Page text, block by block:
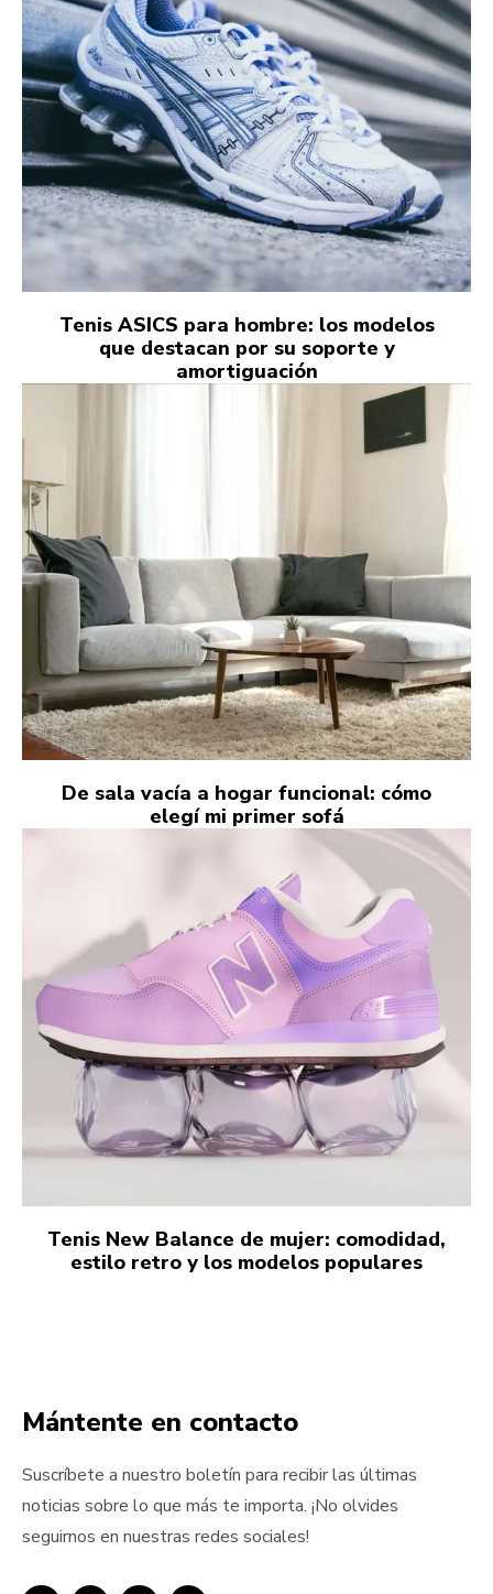
Tenis ASICS para hombre: los modelos
que destacan por su soporte y
amortiguación
De sala vacía a hogar funcional: cómo
elegí mi primer sofá
Tenis New Balance de mujer: comodidad,
estilo retro y los modelos populares
Mántente en contacto
Suscríbete a nuestro boletín para recibir las últimas
noticias sobre lo que más te importa. ¡No olvides
seguirnos en nuestras redes sociales!